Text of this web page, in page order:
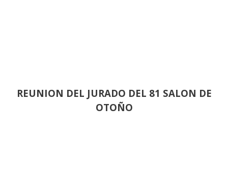
REUNION DEL JURADO DEL 81 SALON DE
OTOÑO